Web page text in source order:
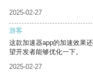
2025-02-27
游客
这款加速器app的加速效果
望开发者能够优化一下。
2025-02-27